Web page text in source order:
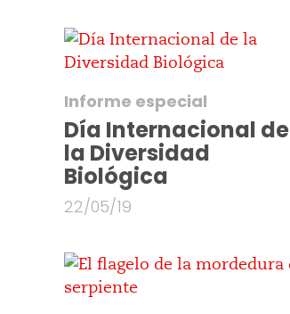
Informe especial
Día Internacional de
la Diversidad
Biológica
22/05/19